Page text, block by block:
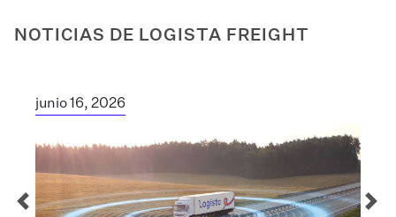
NOTICIAS DE LOGISTA FREIGHT
junio 16, 2026